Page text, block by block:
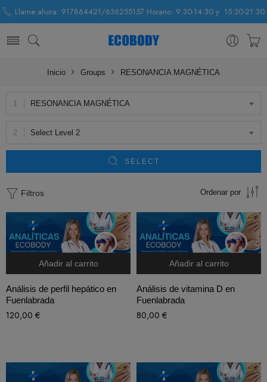
Llame ahora: 917864421/636255157 Horario: 9:30-14:30 y 15:30-21:30
Inicio Groups RESONANCIA MAGNÉTICA
RESONANCIA MAGNÉTICA
Select Level 2
SELECT
Filtros Ordenar por
Añadir al carrito
Análisis de perfil hepático en
Fuenlabrada
120,00 €
Añadir al carrito
Análisis de vitamina D en
Fuenlabrada
80,00 €